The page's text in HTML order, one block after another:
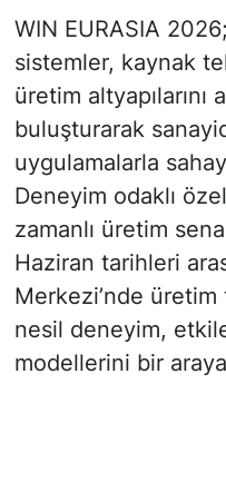
WIN EURASIA
sistemler, kaynak
üretim altyapılarını
buluşturarak
uygulamalarla
Deneyim odaklı
zamanlı üretim
Haziran tarihleri
Merkezi’nde
nesil deneyim,
modellerini bir